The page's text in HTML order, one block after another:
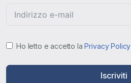
Ho letto e accetto laPrivacy Policy
Iscriviti